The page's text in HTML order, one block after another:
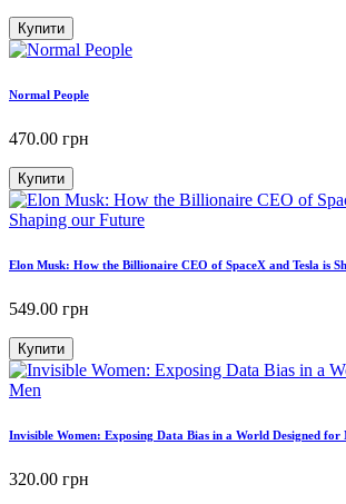
Купити
Normal People
470.00 грн
Купити
Elon Musk: How the Billionaire CEO of SpaceX and Tesla is
549.00 грн
Купити
Invisible Women: Exposing Data Bias in a World Designed for
320.00 грн